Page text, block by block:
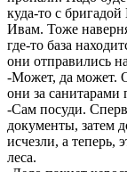
куда-то с
Ивам. Тоже
где-то база
они отправились на
-Может, да может.
они за санитарами
-Сам посуди.
документы, затем
исчезли, а теперь,
леса.